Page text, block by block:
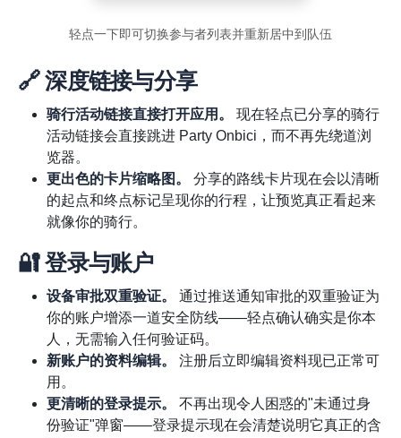
轻点一下即可切换参与者列表并重新居中到队伍
🔗 深度链接与分享
骑行活动链接直接打开应用。
现在轻点已分享的骑行
活动链接会直接跳进 Party Onbici，而不再先绕道浏
览器。
更出色的卡片缩略图。
分享的路线卡片现在会以清晰
的起点和终点标记呈现你的行程，让预览真正看起来
就像你的骑行。
🔐 登录与账户
设备审批双重验证。
通过推送通知审批的双重验证为
你的账户增添一道安全防线——轻点确认确实是你本
人，无需输入任何验证码。
新账户的资料编辑。
注册后立即编辑资料现已正常可
用。
更清晰的登录提示。
不再出现令人困惑的"未通过身
份验证"弹窗——登录提示现在会清楚说明它真正的含